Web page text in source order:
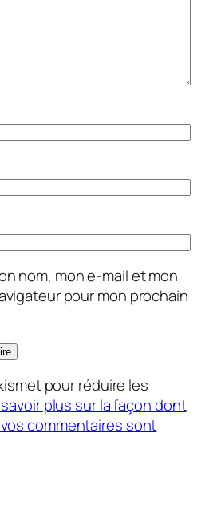
nom, mon e-mail et mon
pour mon prochain
pour réduire les
savoir plus sur la façon dont
commentaires sont